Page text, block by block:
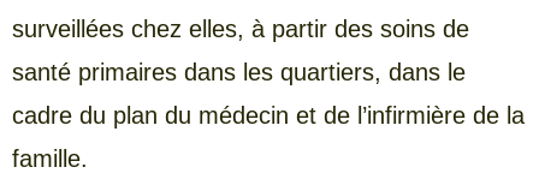
surveillées chez elles, à partir des soins de
santé primaires dans les quartiers, dans le
cadre du plan du médecin et de l’infirmière de la
famille.